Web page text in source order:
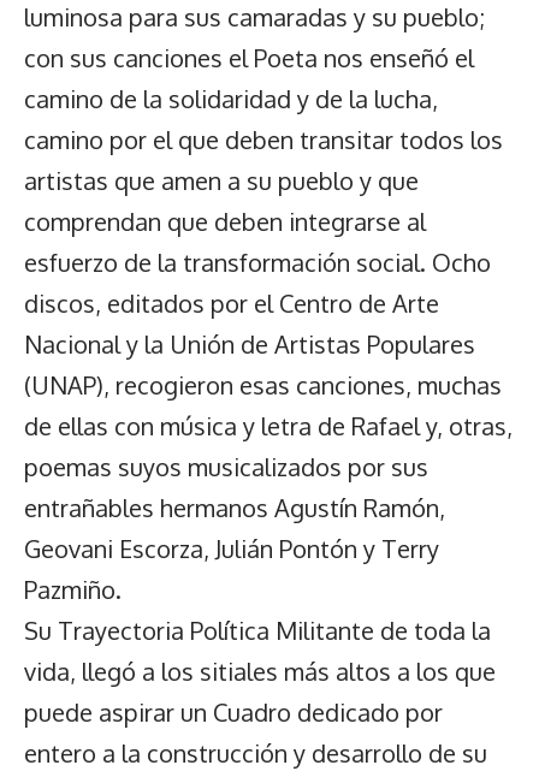
luminosa para sus camaradas y su pueblo;
con sus canciones el Poeta nos enseñó el
camino de la solidaridad y de la lucha,
camino por el que deben transitar todos los
artistas que amen a su pueblo y que
comprendan que deben integrarse al
esfuerzo de la transformación social. Ocho
discos, editados por el Centro de Arte
Nacional y la Unión de Artistas Populares
(UNAP), recogieron esas canciones, muchas
de ellas con música y letra de Rafael y, otras,
poemas suyos musicalizados por sus
entrañables hermanos Agustín Ramón,
Geovani Escorza, Julián Pontón y Terry
Pazmiño.
Su Trayectoria Política Militante de toda la
vida, llegó a los sitiales más altos a los que
puede aspirar un Cuadro dedicado por
entero a la construcción y desarrollo de su